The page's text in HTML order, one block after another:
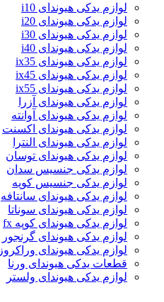
لوازم یدکی هیوندای i10
لوازم یدکی هیوندای i20
لوازم یدکی هیوندای i30
لوازم یدکی هیوندای i40
لوازم یدکی هیوندای ix35
لوازم یدکی هیوندای ix45
لوازم یدکی هیوندای ix55
لوازم یدکی هیوندای آزرا
لوازم یدکی هیوندای آوانته
لوازم یدکی هیوندای اکسنت
لوازم یدکی هیوندای النترا
لوازم یدکی هیوندای توسان
لوازم یدکی جنسیس سدان
لوازم یدکی جنسیس کوپه
لوازم یدکی هیوندای سانتافه
لوازم یدکی هیوندای سوناتا
لوازم یدکی هیوندای کوپه fx
لوازم یدکی هیوندای گرنجور
لوازم یدکی هیوندای وراکروز
قطعات یدکی هیوندای ورنا
لوازم یدکی هیوندای ولستر